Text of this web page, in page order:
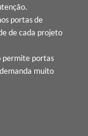
portas de
de cada projeto
permite portas
muito